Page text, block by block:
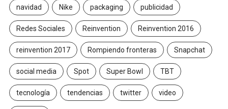
navidad Nike packaging publicidad
Redes Sociales Reinvention Reinvention 2016
reinvention 2017 Rompiendo fronteras Snapchat
social media Spot Super Bowl TBT
tecnología tendencias twitter video